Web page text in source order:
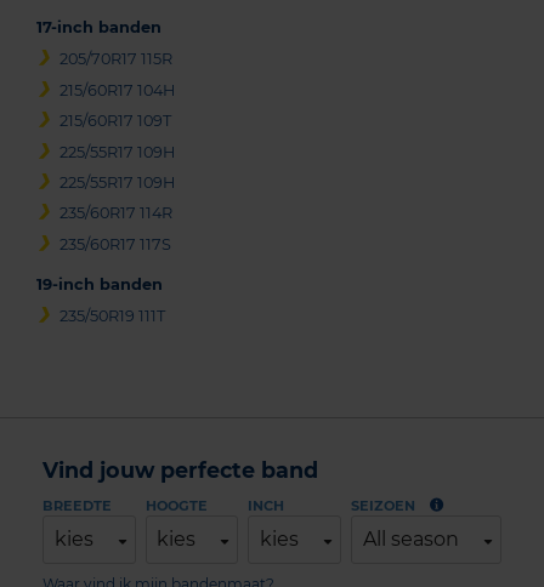
17-inch banden
205/70R17 115R
215/60R17 104H
215/60R17 109T
225/55R17 109H
225/55R17 109H
235/60R17 114R
235/60R17 117S
19-inch banden
235/50R19 111T
Vind jouw perfecte band
BREEDTE
kies
HOOGTE
kies
INCH
kies
SEIZOEN
All season